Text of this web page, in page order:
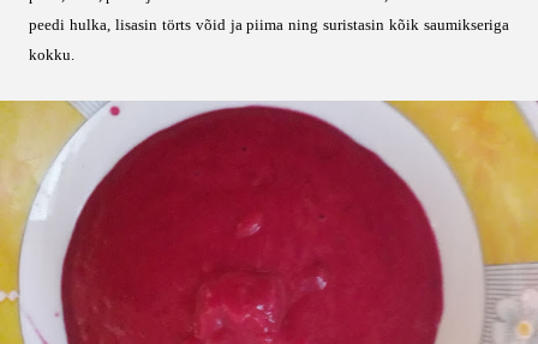
peedi hulka, lisasin törts võid ja piima ning suristasin kõik saumikseriga
kokku.